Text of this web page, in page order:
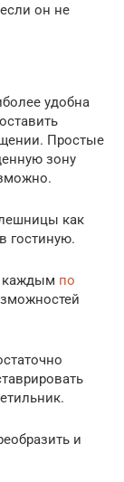
он не
удобна
Простые
зону
как
гостиную.
каждым по
и